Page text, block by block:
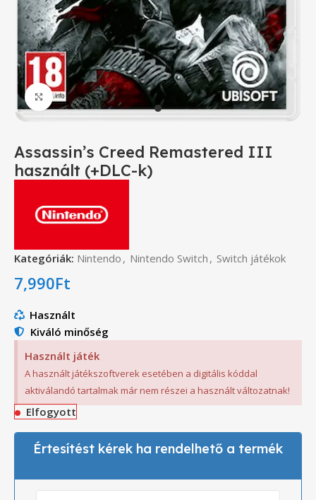
Click to enlarge
Assassin’s Creed Remastered III
használt (+DLC-k)
Kategóriák: Nintendo , Nintendo Switch , Switch játékok
7,990Ft
Használt
Kiváló minőség
Használt játék
A használt játékszoftverek esetében a digitális kóddal
aktiválandó tartalmak már nem részei a használt változatnak!
Elfogyott
Értesítést kérek ha rendelhető a termék